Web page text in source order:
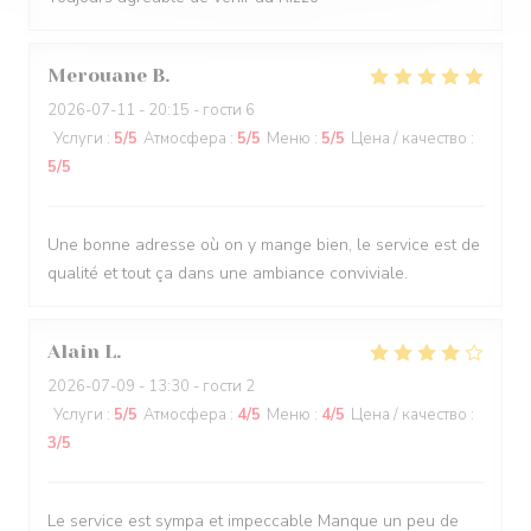
Merouane B
2026-07-11 - 20:15 - гости 6
Услуги : 5/5 Атмосфера : 5/5 Меню : 5/5 Цена / качество :
5/5
Une bonne adresse où on y mange bien, le service est de
qualité et tout ça dans une ambiance conviviale.
Alain L
2026-07-09 - 13:30 - гости 2
Услуги : 5/5 Атмосфера : 4/5 Меню : 4/5 Цена / качество :
3/5
Le service est sympa et impeccable Manque un peu de